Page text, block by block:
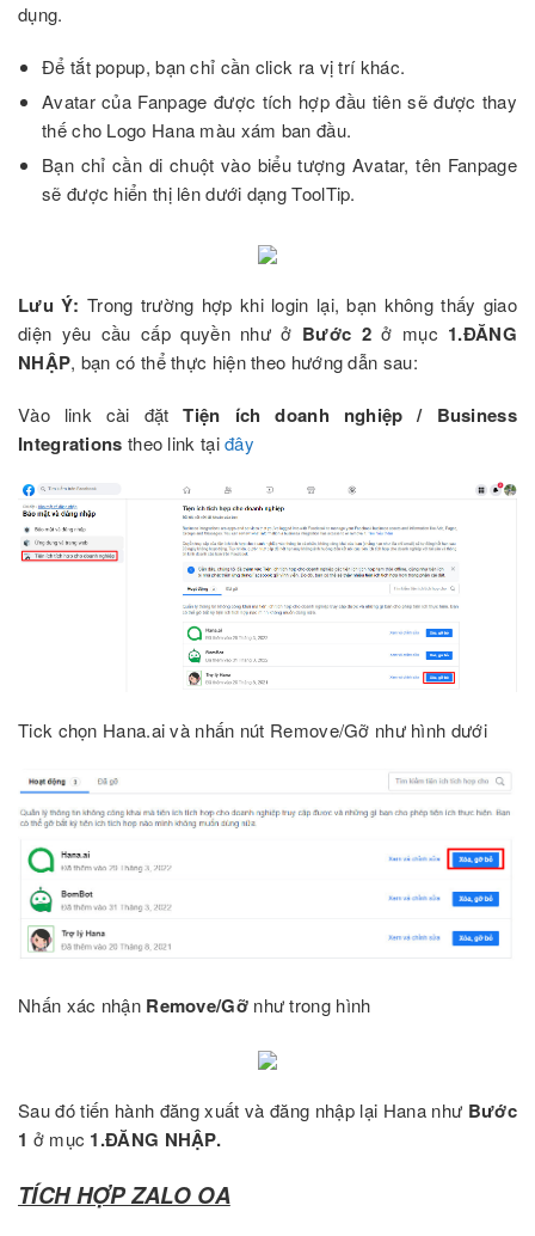
dụng.
Để tắt popup, bạn chỉ cần click ra vị trí khác.
Avatar của Fanpage được tích hợp đầu tiên sẽ được thay
thế cho Logo Hana màu xám ban đầu.
Bạn chỉ cần di chuột vào biểu tượng Avatar, tên Fanpage
sẽ được hiển thị lên dưới dạng ToolTip.
Lưu Ý: Trong trường hợp khi login lại, bạn không thấy giao
diện yêu cầu cấp quyền như ở Bước 2ở mục 1.ĐĂNG
NHẬP, bạn có thể thực hiện theo hướng dẫn sau:
Vào link cài đặtTiện ích doanh nghiệp / Business
Integrations theo link tạiđây
Tick chọn Hana.ai và nhấn nút Remove/Gỡ như hình dưới
Nhấn xác nhận Remove/Gỡnhư trong hình
Sau đó tiến hành đăng xuất và đăng nhập lại Hana như Bước
1 ở mục 1.ĐĂNG NHẬP.
TÍCH HỢP ZALO OA